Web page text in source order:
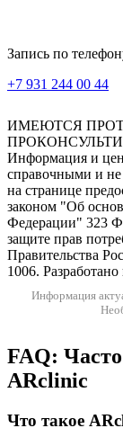
Запись по
+7 931 244 00 44
ИМЕЮТСЯ
Информация и
справочными и
на странице
законом "Об
Федерации" 323
защите прав
Правительства
1006. Разработано
Информация
FAQ:
ARclinic
Что такое